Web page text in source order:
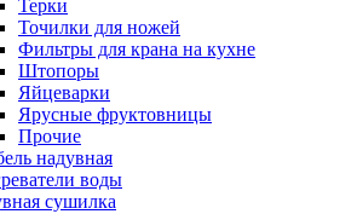
Терки
Точилки для ножей
Фильтры для крана на кухне
Штопоры
Яйцеварки
Ярусные фруктовницы
Прочие
надувная
воды
сушилка